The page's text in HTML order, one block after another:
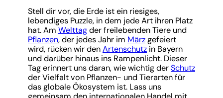
Stell dir vor, die Erde ist ein riesiges,
lebendiges Puzzle, in dem jede Art ihren Platz
hat. Am Welttagder freilebenden Tiere und
Pflanzen, der jedes Jahr im Märzgefeiert
wird, rücken wir denArtenschutz in Bayern
und darüber hinaus ins Rampenlicht. Dieser
Tag erinnert uns daran, wie wichtig derSchutz
der Vielfalt von Pflanzen- und Tierarten für
das globale Ökosystem ist. Lass uns